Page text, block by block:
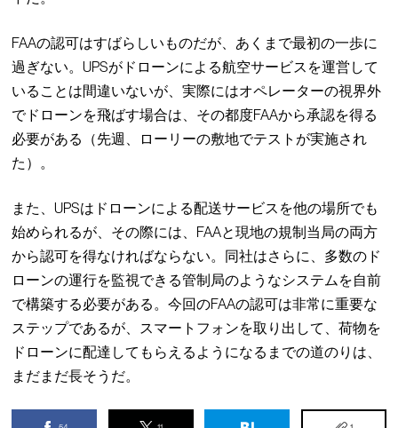
FAAの認可はすばらしいものだが、あくまで最初の一歩に
過ぎない。UPSがドローンによる航空サービスを運営して
いることは間違いないが、実際にはオペレーターの視界外
でドローンを飛ばす場合は、その都度FAAから承認を得る
必要がある（先週、ローリーの敷地でテストが実施され
た）。
また、UPSはドローンによる配送サービスを他の場所でも
始められるが、その際には、FAAと現地の規制当局の両方
から認可を得なければならない。同社はさらに、多数のド
ローンの運行を監視できる管制局のようなシステムを自前
で構築する必要がある。今回のFAAの認可は非常に重要な
ステップであるが、スマートフォンを取り出して、荷物を
ドローンに配達してもらえるようになるまでの道のりは、
まだまだ長そうだ。